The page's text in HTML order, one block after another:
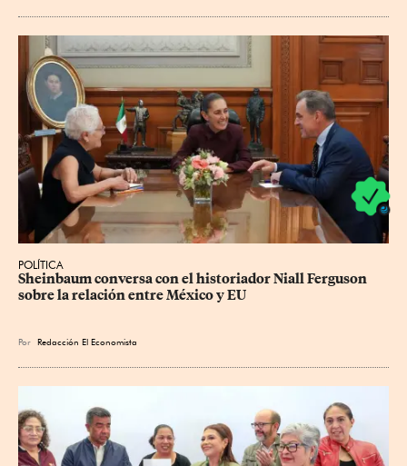
POLÍTICA
Sheinbaum conversa con el historiador Niall Ferguson
sobre la relación entre México y EU
Por Redacción El Economista